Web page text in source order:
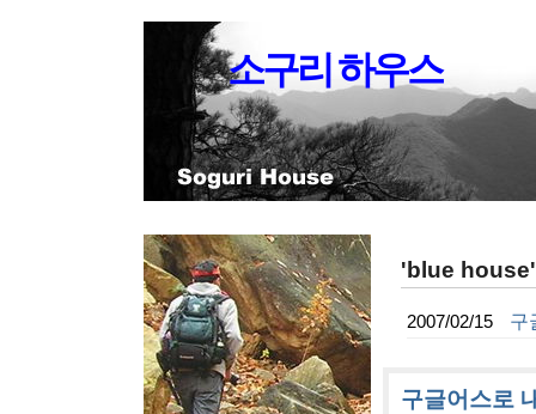
소구리 하우스
'blue house'
2007/02/15 구
구글어스로